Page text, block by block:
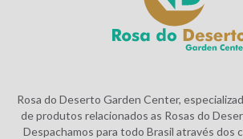
Rosa do Deserto Garden Center,
de produtos relacionados as Rosas do
Despachamos para todo Brasil através dos